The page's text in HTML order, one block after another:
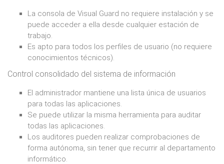
La consola de Visual Guard no requiere instalación y se
puede acceder a ella desde cualquier estación de
trabajo.
Es apto para todos los perfiles de usuario (no requiere
conocimientos técnicos).
Control consolidado del sistema de información
El administrador mantiene una lista única de usuarios
para todas las aplicaciones.
Se puede utilizar la misma herramienta para auditar
todas las aplicaciones.
Los auditores pueden realizar comprobaciones de
forma autónoma, sin tener que recurrir al departamento
informático.